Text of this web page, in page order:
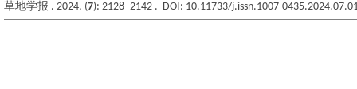
草地学报 . 2024, (7): 2128 -2142 . DOI: 10.11733/j.issn.1007-